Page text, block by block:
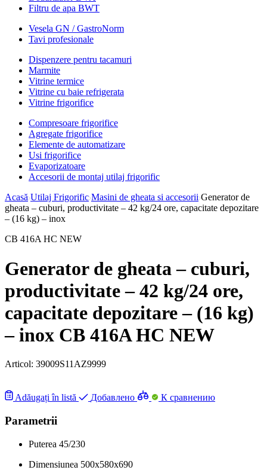
Filtru de apa BWT
Vesela GN / GastroNorm
Tavi profesionale
Dispenzere pentru tacamuri
Marmite
Vitrine termice
Vitrine cu baie refrigerata
Vitrine frigorifice
Compresoare frigorifice
Agregate frigorifice
Elemente de automatizare
Usi frigorifice
Evaporizatoare
Accesorii de montaj utilaj frigorific
Acasă Utilaj Frigorific Masini de gheata si accesorii Generator de
gheata – cuburi, productivitate – 42 kg/24 ore, capacitate depozitare
– (16 kg) – inox
CB 416A HC NEW
Generator de gheata – cuburi,
productivitate – 42 kg/24 ore,
capacitate depozitare – (16 kg)
– inox CB 416A HC NEW
Articol: 39009S11AZ9999
Adăugați în listă Добавлено К сравнению
Parametrii
Puterea 45/230
Dimensiunea 500х580х690